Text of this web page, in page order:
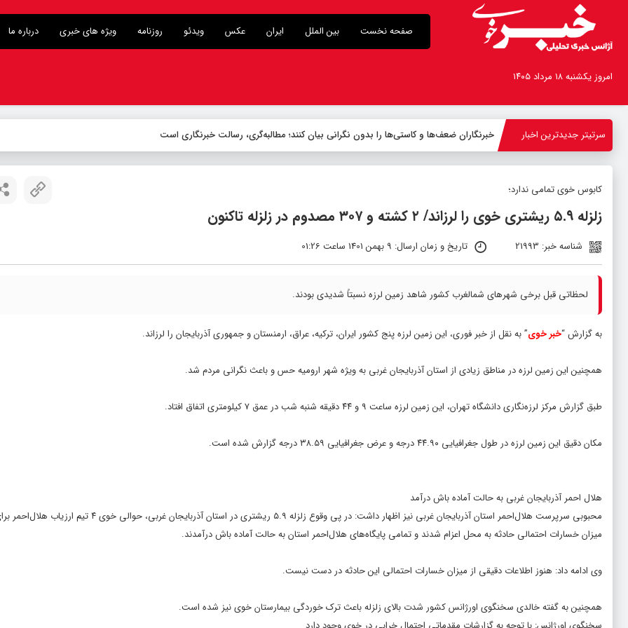
صفحه نخست بین الملل ایران عکس ویدئو روزنامه ویژه های خبری درباره ما
امروز یکشنبه ۱۸ مرداد ۱۴۰۵
سرتیتر جدیدترین اخبار خبرنگاران ضعف‌ها و کاستی‌ها را بدون نگرانی بیان کنند؛ مطالبه‌گری، رسالت خبرنگاری است
کابوس خوی تمامی ندارد؛
زلزله ۵.۹ ریشتری خوی را لرزاند/ ۲ کشته و ۳۰۷ مصدوم در زلزله تاکنون
شناسه خبر: 21993 تاریخ و زمان ارسال: 9 بهمن 1401 ساعت 01:26
لحظاتی قبل برخی شهرهای شمالغرب کشور شاهد زمین لرزه نسبتاً شدیدی بودند.
به گزارش “خبر خوی” به نقل از خبر فوری، این زمین لرزه پنج کشور ایران، ترکیه، عراق، ارمنستان و جمهوری آذربایجان را لرزاند.
همچنین این زمین لرزه در مناطق زیادی از استان آذربایجان غربی به ویژه شهر ارومیه حس و باعث نگرانی مردم شد.
طبق گزارش مرکز لرزه‌نگاری دانشگاه تهران، این زمین لرزه ساعت ۹ و ۴۴ دقیقه شنبه شب در عمق ۷ کیلومتری اتفاق افتاد.
مکان دقیق این زمین لرزه در طول جغرافیایی ۴۴.۹۰ درجه و عرض جغرافیایی ۳۸.۵۹ درجه گزارش شده است.
هلال احمر آذربایجان‌ غربی به حالت آماده باش درآمد
محبوبی سرپرست هلال‌احمر استان آذربایجان غربی نیز اظهار داشت: در پی وقوع زلزله ۵.۹ ریشتری در استان آذربایجان
میزان خسارات احتمالی حادثه به محل اعزام شدند‌ و تمامی پایگاه‌های هلال‌احمر استان به حالت آماده باش درآمدند.
وی ادامه داد: هنوز اطلاعات دقیقی از میزان خسارات احتمالی این حادثه در دست نیست.
همچنین به گفته خالدی سخنگوی اورژانس کشور شدت بالای زلزله باعث ترک خوردگی بیمارستان خوی نیز شده است.